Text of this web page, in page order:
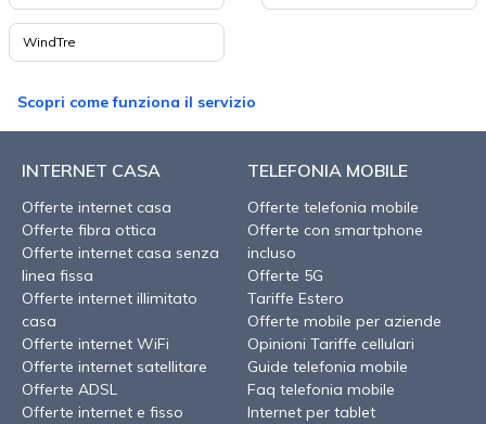
WindTre
Scopri come funziona il servizio
INTERNET CASA
Offerte internet casa
Offerte fibra ottica
Offerte internet casa senza
linea fissa
Offerte internet illimitato
casa
Offerte internet WiFi
Offerte internet satellitare
Offerte ADSL
Offerte internet e fisso
TELEFONIA MOBILE
Offerte telefonia mobile
Offerte con smartphone
incluso
Offerte 5G
Tariffe Estero
Offerte mobile per aziende
Opinioni Tariffe cellulari
Guide telefonia mobile
Faq telefonia mobile
Internet per tablet